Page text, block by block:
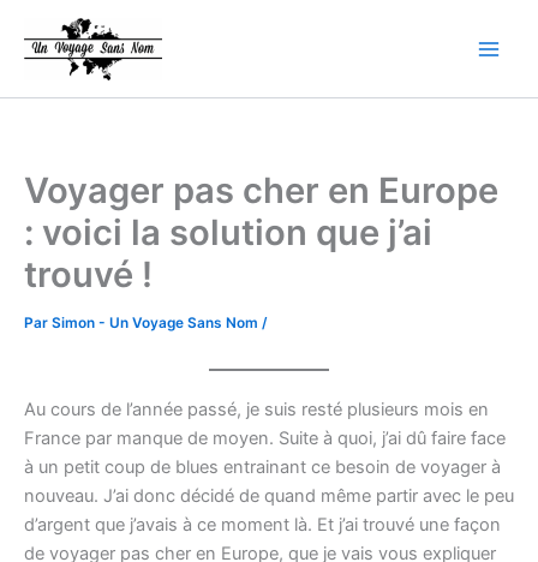
Voyager pas cher en Europe
: voici la solution que j’ai
trouvé !
Par Simon - Un Voyage Sans Nom /
Au cours de l’année passé, je suis resté plusieurs mois en
France par manque de moyen. Suite à quoi, j’ai dû faire face
à un petit coup de blues entrainant ce besoin de voyager à
nouveau. J’ai donc décidé de quand même partir avec le peu
d’argent que j’avais à ce moment là. Et j’ai trouvé une façon
de voyager pas cher en Europe, que je vais vous expliquer